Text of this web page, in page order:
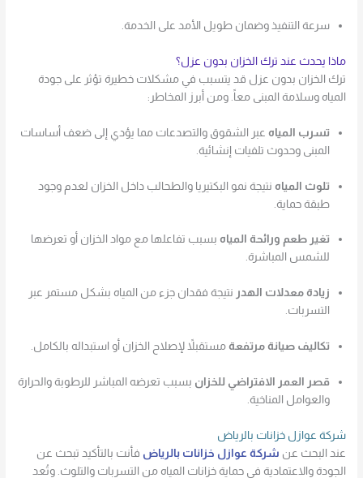
سرعة التنفيذ وضمان طويل الأمد على الخدمة.
ماذا يحدث عند ترك الخزان بدون عزل؟
ترك الخزان بدون عزل قد يتسبب في مشكلات خطيرة تؤثر على جودة
المياه وسلامة المبنى معاً. ومن أبرز المخاطر:
تسرب المياه عبر الشقوق والتصدعات مما يؤدي إلى ضعف أساسات
المبنى وحدوث تلفيات إنشائية.
تلوث المياه نتيجة نمو البكتيريا والطحالب داخل الخزان لعدم وجود
طبقة حماية.
تغير طعم ورائحة المياه بسبب تفاعلها مع مواد الخزان أو تعرضها
للشمس المباشرة.
زيادة معدلات الهدر نتيجة فقدان جزء من المياه بشكل مستمر عبر
التسربات.
تكاليف صيانة مرتفعة مستقبلاً لإصلاح الخزان أو استبداله بالكامل.
قصر العمر الافتراضي للخزان بسبب تعرضه المباشر للرطوبة والحرارة
والعوامل المناخية.
شركة عوازل خزانات بالرياض
عند البحث عن شركة عوازل خزانات بالرياض فأنت بالتأكيد تبحث عن
الجودة والاعتمادية في حماية خزانات المياه من التسربات والتلوث. وتُعد